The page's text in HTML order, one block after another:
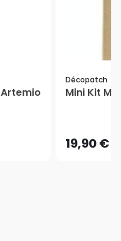
Décopatch
Mini Kit
19,90 €